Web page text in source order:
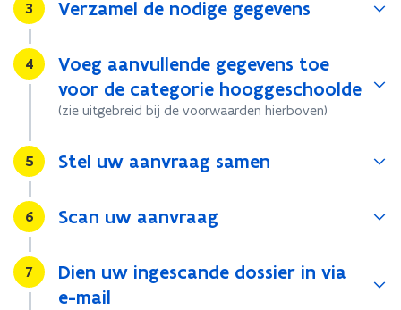
Stap
3 Verzamel de nodige gegevens
Stap
4
Voeg aanvullende gegevens toe
voor de categorie hooggeschoolde
(zie uitgebreid bij de voorwaarden hierboven)
Stap
5 Stel uw aanvraag samen
Stap
6 Scan uw aanvraag
Stap
7
Dien uw ingescande dossier in via
e-mail